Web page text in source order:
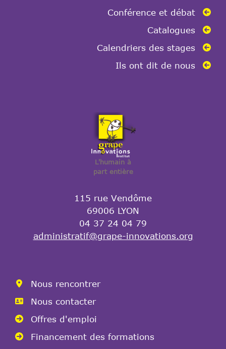
Conférence et débat
Catalogues
Calendriers des stages
Ils ont dit de nous
L'humain à
part entière
115 rue Vendôme
69006 LYON
04 37 24 04 79
administratif@grape-innovations.org
Nous rencontrer
Nous contacter
Offres d'emploi
Financement des formations